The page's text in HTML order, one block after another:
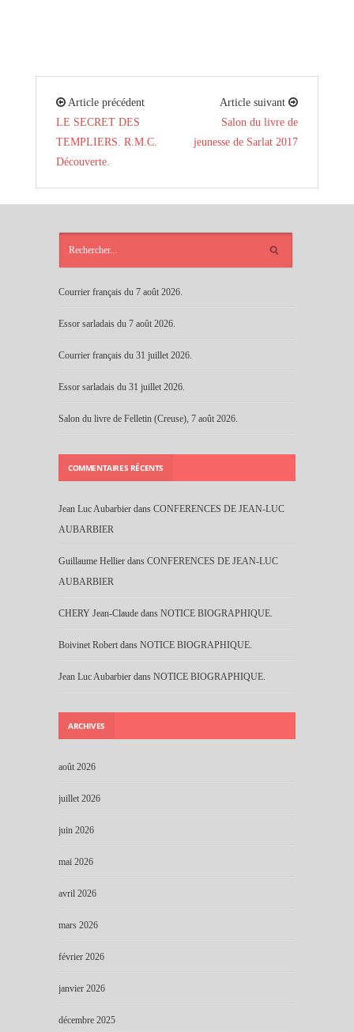
Article précédent
LE SECRET DES
TEMPLIERS. R.M.C.
Découverte.
Article suivant
Salon du livre de
jeunesse de Sarlat 2017
Courrier français du 7 août 2026.
Essor sarladais du 7 août 2026.
Courrier français du 31 juillet 2026.
Essor sarladais du 31 juillet 2026.
Salon du livre de Felletin (Creuse), 7 août 2026.
COMMENTAIRES RÉCENTS
Jean Luc Aubarbier dans CONFERENCES DE JEAN-LUC
AUBARBIER
Guillaume Hellier dans CONFERENCES DE JEAN-LUC
AUBARBIER
CHERY Jean-Claude dans NOTICE BIOGRAPHIQUE.
Boivinet Robert dans NOTICE BIOGRAPHIQUE.
Jean Luc Aubarbier dans NOTICE BIOGRAPHIQUE.
ARCHIVES
août 2026
juillet 2026
juin 2026
mai 2026
avril 2026
mars 2026
février 2026
janvier 2026
décembre 2025